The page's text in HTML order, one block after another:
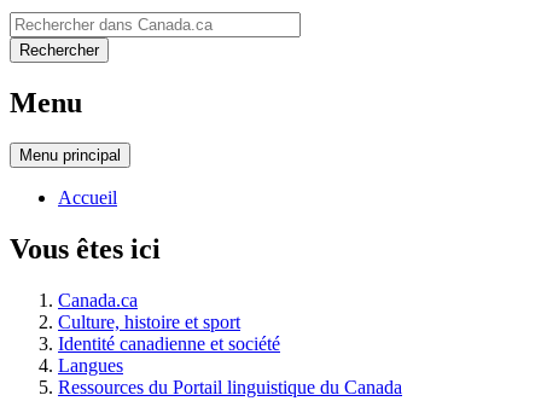
Rechercher
Rechercher
Menu
Menu principal
Accueil
Vous êtes ici
Canada.ca
Culture, histoire et sport
Identité canadienne et société
Langues
Ressources du Portail linguistique du Canada